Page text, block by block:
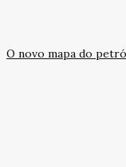
O novo mapa do